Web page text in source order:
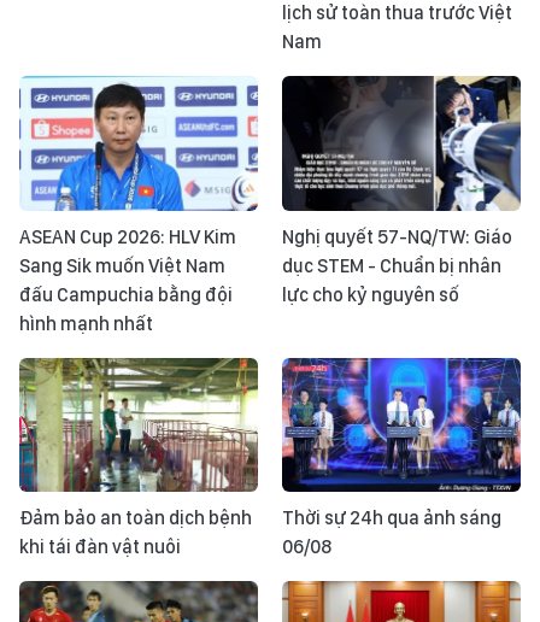
lịch sử toàn thua trước Việt
Nam
ASEAN Cup 2026: HLV Kim
Sang Sik muốn Việt Nam
đấu Campuchia bằng đội
hình mạnh nhất
Nghị quyết 57-NQ/TW: Giáo
dục STEM - Chuẩn bị nhân
lực cho kỷ nguyên số
Đảm bảo an toàn dịch bệnh
khi tái đàn vật nuôi
Thời sự 24h qua ảnh sáng
06/08